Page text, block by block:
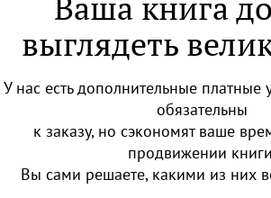
выглядеть
У нас есть дополнительные платные
обязательны
к заказу, но сэкономят ваше
продвижении
Вы сами решаете, какими из них